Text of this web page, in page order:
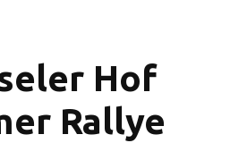
Hof
Rallye